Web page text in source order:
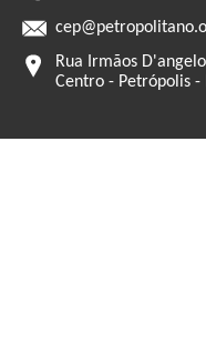
Rua Irmãos
Centro - Petrópolis -